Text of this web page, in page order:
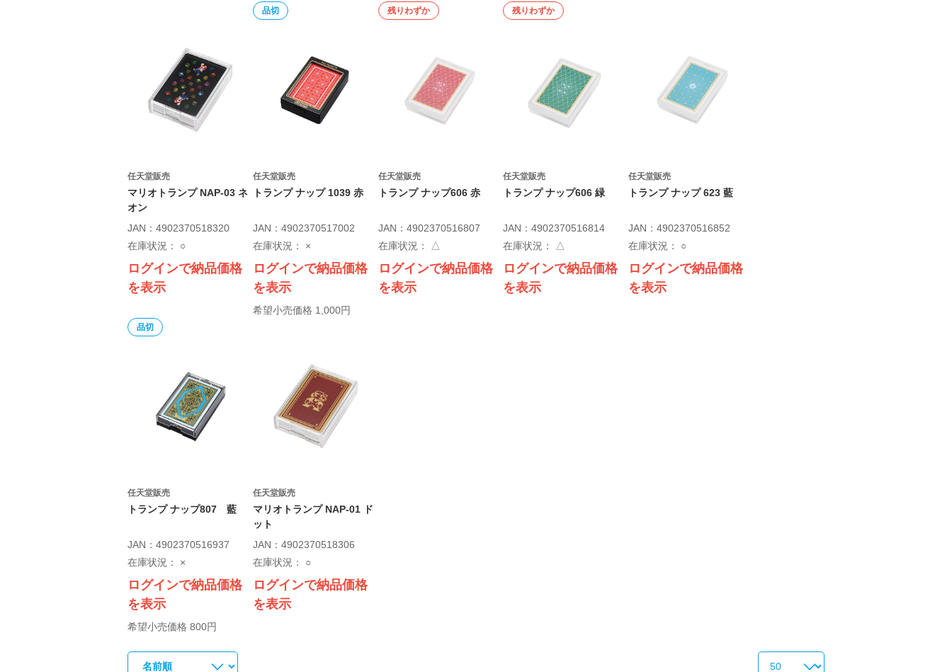
任天堂販売
マリオトランプ NAP-03 ネ
オン
JAN：4902370518320
在庫状況： ○
ログインで納品価格
を表示
品切
任天堂販売
トランプ ナップ 1039 赤
JAN：4902370517002
在庫状況： ×
ログインで納品価格
を表示
希望小売価格 1,000円
残りわずか
任天堂販売
トランプ ナップ606 赤
JAN：4902370516807
在庫状況：
△
ログインで納品価格
を表示
残りわずか
任天堂販売
トランプ ナップ606 緑
JAN：4902370516814
在庫状況：
△
ログインで納品価格
を表示
任天堂販売
トランプ ナップ 623 藍
JAN：4902370516852
在庫状況： ○
ログインで納品価格
を表示
品切
任天堂販売
トランプ ナップ807 藍
JAN：4902370516937
在庫状況： ×
ログインで納品価格
を表示
希望小売価格 800円
任天堂販売
マリオトランプ NAP-01 ド
ット
JAN：4902370518306
在庫状況： ○
ログインで納品価格
を表示